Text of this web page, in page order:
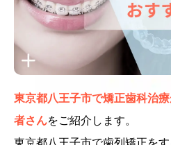
東京都八王子市で矯正歯科治
者さんをご紹介します。
東京都八王子市で歯列矯正を